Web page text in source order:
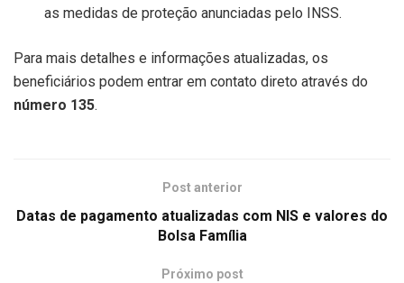
as medidas de proteção anunciadas pelo INSS.
Para mais detalhes e informações atualizadas, os
beneficiários podem entrar em contato direto através do
número 135.
Post anterior
Datas de pagamento atualizadas com NIS e valores do
Bolsa Família
Próximo post